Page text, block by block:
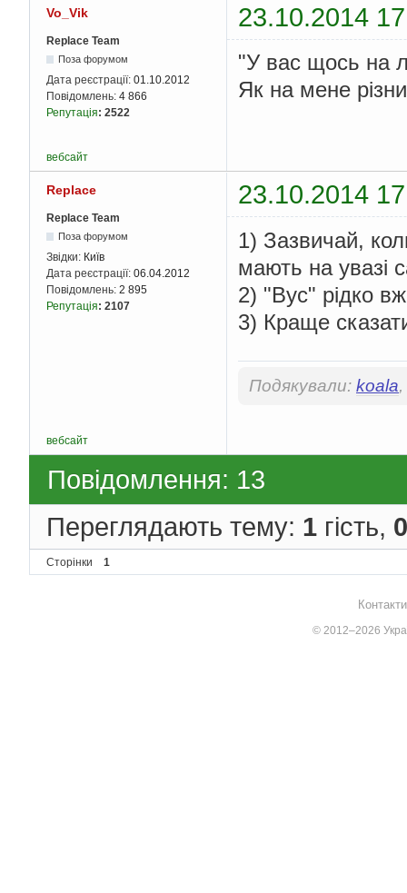
Vo_Vik 23.10.2014
Replace Team
Поза форумом
Дата реєстрації: 01.10.2012
Повідомлень: 4 866
Репутація: 2522
"У вас щось на
Як на мене
вебсайт
Replace 23.10.2014
Replace Team
Поза форумом
Звідки: Київ
Дата реєстрації: 06.04.2012
Повідомлень: 2 895
Репутація: 2107
1) Зазвичай,
мають на увазі
2) "Вус" рідко
3) Краще
Подякували: koala,
вебсайт
Повідомлення: 13
Переглядають тему: 1 гість, 0
Сторінки 1
© 2012–2026